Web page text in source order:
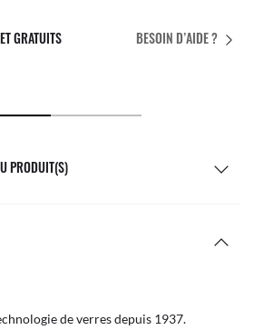
BESOIN D’AIDE ?
GRATUITS
PRODUIT(S)
de verres depuis 1937.